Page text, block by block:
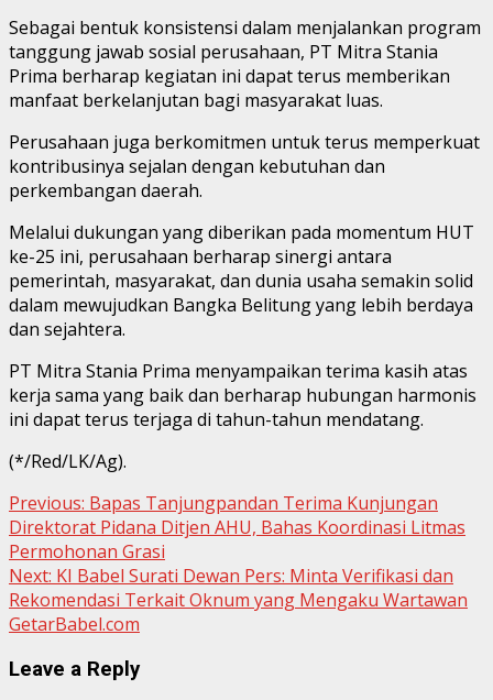
Sebagai bentuk konsistensi dalam menjalankan program
tanggung jawab sosial perusahaan, PT Mitra Stania
Prima berharap kegiatan ini dapat terus memberikan
manfaat berkelanjutan bagi masyarakat luas.
Perusahaan juga berkomitmen untuk terus memperkuat
kontribusinya sejalan dengan kebutuhan dan
perkembangan daerah.
Melalui dukungan yang diberikan pada momentum HUT
ke-25 ini, perusahaan berharap sinergi antara
pemerintah, masyarakat, dan dunia usaha semakin solid
dalam mewujudkan Bangka Belitung yang lebih berdaya
dan sejahtera.
PT Mitra Stania Prima menyampaikan terima kasih atas
kerja sama yang baik dan berharap hubungan harmonis
ini dapat terus terjaga di tahun-tahun mendatang.
(*/Red/LK/Ag).
Continue
Reading
Previous: Bapas Tanjungpandan Terima Kunjungan
Direktorat Pidana Ditjen AHU, Bahas Koordinasi Litmas
Permohonan Grasi
Next: KI Babel Surati Dewan Pers: Minta Verifikasi dan
Rekomendasi Terkait Oknum yang Mengaku Wartawan
GetarBabel.com
Leave a Reply